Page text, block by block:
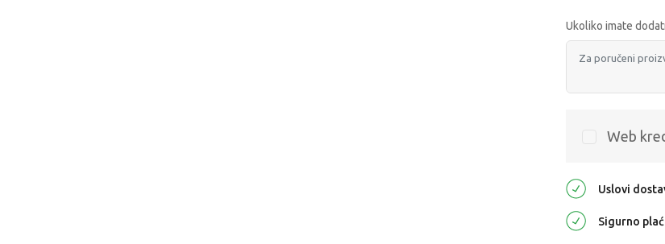
Ukoliko imate
Web
Uslovi
Sigurno